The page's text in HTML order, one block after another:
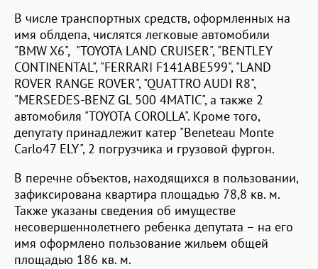
В числе транспортных средств, оформленных на
имя облдепа, числятся легковые автомобили
"BMW X6", "TOYOTA LAND CRUISER", "BENTLEY
CONTINENTAL", "FERRARI F141ABE599", "LAND
ROVER RANGE ROVER", "QUATTRO AUDI R8",
"MERSEDES-BENZ GL 500 4MATIC", а также 2
автомобиля "TOYOTA COROLLA". Кроме того,
депутату принадлежит катер "Beneteau Monte
Carlo47 ELY", 2 погрузчика и грузовой фургон.
В перечне объектов, находящихся в пользовании,
зафиксирована квартира площадью 78,8 кв. м.
Также указаны сведения об имуществе
несовершеннолетнего ребенка депутата – на его
имя оформлено пользование жильем общей
площадью 186 кв. м.